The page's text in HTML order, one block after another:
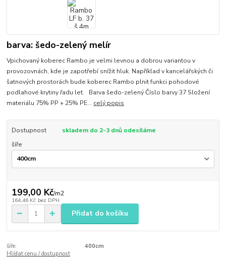
barva: šedo-zelený melír
Vpichovaný koberec Rambo je velmi levnou a dobrou variantou v
provozovnách, kde je zapotřebí snížit hluk. Například v kancelářských či
šatnových prostorách bude koberec Rambo plnit funkci pohodové
podlahové krytiny řadu let. Barva šedo-zelený Číslo barvy 37 Složení
materiálu 75% PP + 25% PE... celý popis
Dostupnost
skladem do 2-3 dnů odesíláme
šíře
199,00 Kč/m2
164,46 Kč bez DPH
Přidat do košíku
šíře:
400cm
Hlídat cenu / dostupnost